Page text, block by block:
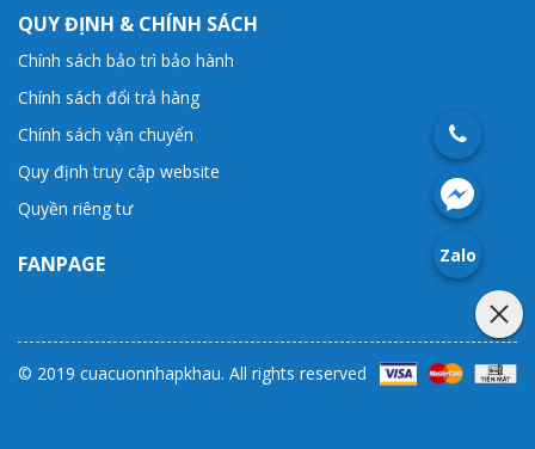
QUY ĐỊNH & CHÍNH SÁCH
Chính sách bảo trì bảo hành
Chính sách đổi trả hàng
Chính sách vận chuyển
Quy định truy cập website
Quyền riêng tư
FANPAGE
© 2019 cuacuonnhapkhau. All rights reserved
Zalo